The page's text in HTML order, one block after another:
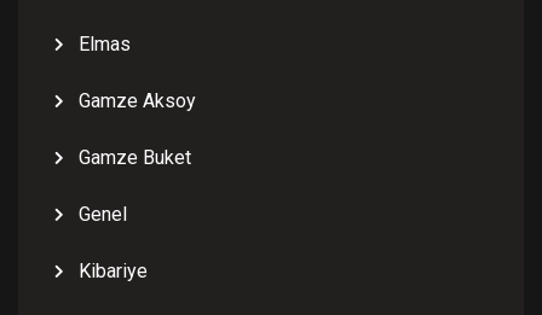
Elmas
Gamze Aksoy
Gamze Buket
Genel
Kibariye